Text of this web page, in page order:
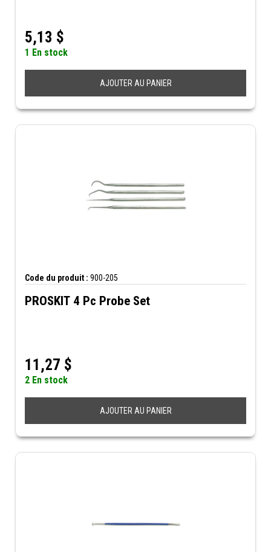
5,13 $
1 En stock
AJOUTER AU PANIER
Code du produit : 900-205
PROSKIT 4 Pc Probe Set
11,27 $
2 En stock
AJOUTER AU PANIER